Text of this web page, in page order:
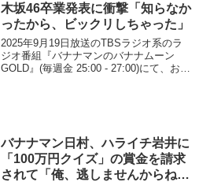
木坂46卒業発表に衝撃「知らなか
ったから、ビックリしちゃった」
2025年9月19日放送のTBSラジオ系のラ
ジオ番組『バナナマンのバナナムーン
GOLD』(毎週金 25:00 - 27:00)にて、お笑
バナナマン日村、ハライチ岩井に
「100万円クイズ」の賞金を請求
されて「俺、逃しませんからね」